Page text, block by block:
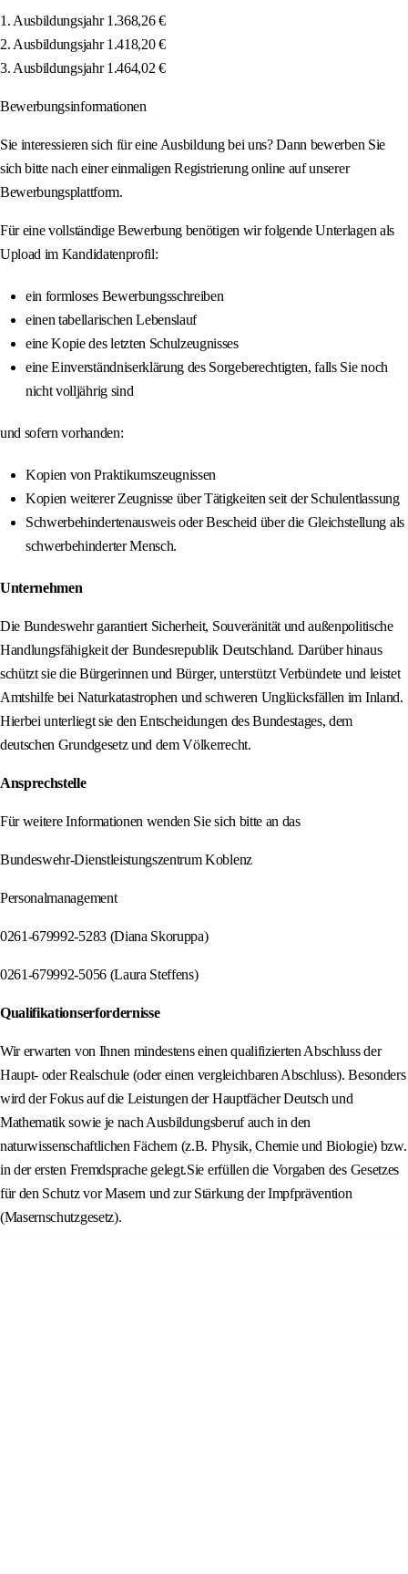
1. Ausbildungsjahr 1.368,26 €
2. Ausbildungsjahr 1.418,20 €
3. Ausbildungsjahr 1.464,02 €
Bewerbungsinformationen
Sie interessieren sich für eine Ausbildung bei uns? Dann bewerben Sie
sich bitte nach einer einmaligen Registrierung online auf unserer
Bewerbungsplattform.
Für eine vollständige Bewerbung benötigen wir folgende Unterlagen als
Upload im Kandidatenprofil:
ein formloses Bewerbungsschreiben
einen tabellarischen Lebenslauf
eine Kopie des letzten Schulzeugnisses
eine Einverständniserklärung des Sorgeberechtigten, falls Sie noch
nicht volljährig sind
und sofern vorhanden:
Kopien von Praktikumszeugnissen
Kopien weiterer Zeugnisse über Tätigkeiten seit der Schulentlassung
Schwerbehindertenausweis oder Bescheid über die Gleichstellung als
schwerbehinderter Mensch.
Unternehmen
Die Bundeswehr garantiert Sicherheit, Souveränität und außenpolitische
Handlungsfähigkeit der Bundesrepublik Deutschland. Darüber hinaus
schützt sie die Bürgerinnen und Bürger, unterstützt Verbündete und leistet
Amtshilfe bei Naturkatastrophen und schweren Unglücksfällen im Inland.
Hierbei unterliegt sie den Entscheidungen des Bundestages, dem
deutschen Grundgesetz und dem Völkerrecht.
Ansprechstelle
Für weitere Informationen wenden Sie sich bitte an das
Bundeswehr-Dienstleistungszentrum Koblenz
Personalmanagement
0261-679992-5283 (Diana Skoruppa)
0261-679992-5056 (Laura Steffens)
Qualifikationserfordernisse
Wir erwarten von Ihnen mindestens einen qualifizierten Abschluss der
Haupt- oder Realschule (oder einen vergleichbaren Abschluss). Besonders
wird der Fokus auf die Leistungen der Hauptfächer Deutsch und
Mathematik sowie je nach Ausbildungsberuf auch in den
naturwissenschaftlichen Fächern (z.B. Physik, Chemie und Biologie) bzw.
in der ersten Fremdsprache gelegt.Sie erfüllen die Vorgaben des Gesetzes
für den Schutz vor Masern und zur Stärkung der Impfprävention
(Masernschutzgesetz).